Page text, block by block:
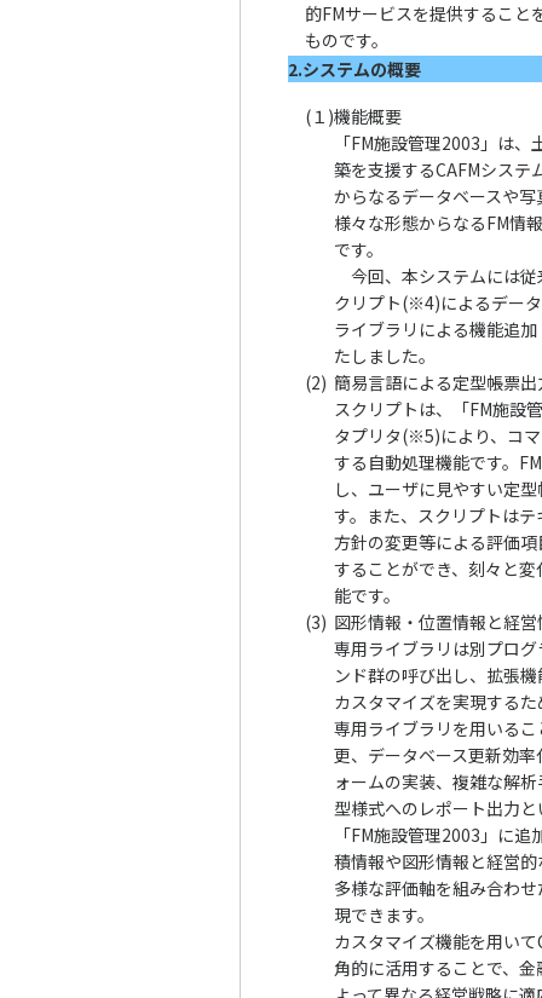
的FMサービスを提供すること
ものです。
2.システムの概要
(１)機能概要
「FM施設管理2003」は
築を支援するCAFMシステ
からなるデータベースや
様々な形態からなるFM情
です。
今回、本システムには
クリプト(※4)によるデー
ライブラリによる機能追
たしました。
(2) 簡易言語による定型帳票
スクリプトは、「FM施設
タプリタ(※5)により、コ
する自動処理機能です。
し、ユーザに見やすい定
す。また、スクリプトは
方針の変更等による評価
することができ、刻々と
能です。
(3) 図形情報・位置情報と経
専用ライブラリは別プロ
ンド群の呼び出し、拡張
カスタマイズを実現する
専用ライブラリを用いる
更、データベース更新効
ォームの実装、複雑な解
型様式へのレポート出力
「FM施設管理2003」に
積情報や図形情報と経営
多様な評価軸を組み合わ
現できます。
カスタマイズ機能を用い
角的に活用することで、